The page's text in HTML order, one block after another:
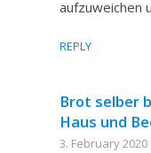
aufzuweichen
REPLY
Brot selber
Haus und
3. February 2020